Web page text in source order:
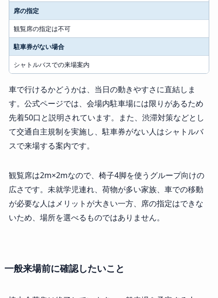
席の指定
観覧席の指定は不可
駐車券がない場合
シャトルバスでの来場案内
車で行けるかどうかは、当日の動きやすさに直結しま
す。公式ページでは、会場内駐車場には限りがあるため
先着50口と説明されています。また、渋滞対策などとし
て交通自主規制を実施し、駐車券がない人はシャトルバ
スで来場する案内です。
観覧席は2m×2mなので、椅子4脚を使うグループ向けの
広さです。未就学児連れ、荷物が多い家族、車での移動
が必要な人はメリットが大きい一方、席の指定はできな
いため、場所を選べるものではありません。
一般来場前に確認したいこと